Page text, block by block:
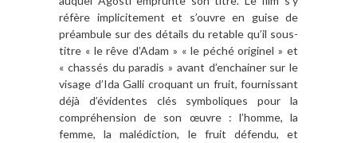
réfère implicitement et s’ouvre en guise de
préambule sur des détails du retable qu’il sous-
titre « le rêve d’Adam » « le péché originel » et
« chassés du paradis » avant d’enchainer sur le
visage d’Ida Galli croquant un fruit, fournissant
déjà d’évidentes clés symboliques pour la
compréhension de son œuvre : l’homme, la
femme, la malédiction, le fruit défendu, et